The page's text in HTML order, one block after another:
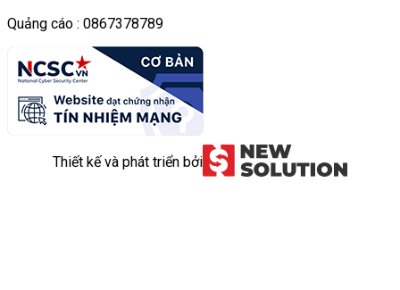
Quảng cáo : 0867378789
Thiết kế và phát triển bởi